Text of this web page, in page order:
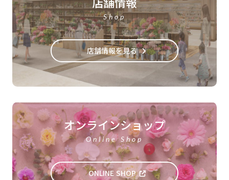
Shop
店舗情報を見る
オンラインショップ
Online Shop
ONLINE SHOP